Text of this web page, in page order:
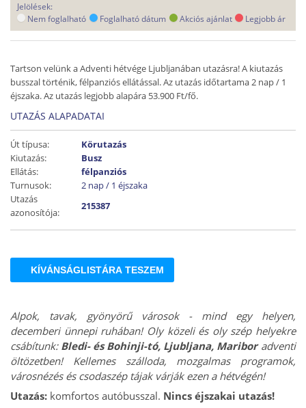
Jelölések:
Nem foglalható
Foglalható dátum Akciós ajánlat Legjobb ár
Tartson velünk a Adventi hétvége Ljubljanában utazásra! A kiutazás
busszal történik, félpanziós ellátással. Az utazás időtartama 2 nap / 1
éjszaka. Az utazás legjobb alapára 53.900 Ft/fő.
UTAZÁS ALAPADATAI
Út típusa:
Körutazás
Kiutazás:
Busz
Ellátás:
félpanziós
Turnusok:
2 nap / 1 éjszaka
Utazás
azonosítója:
215387
KÍVÁNSÁGLISTÁRA TESZEM
Alpok, tavak, gyönyörű városok - mind egy helyen,
decemberi ünnepi ruhában! Oly közeli és oly szép helyekre
csábítunk: Bledi- és Bohinji-tó, Ljubljana, Mariboradventi
öltözetben! Kellemes szálloda, mozgalmas programok,
városnézés és csodaszép tájak várják ezen a hétvégén!
Utazás: komfortos autóbusszal. Nincs éjszakai utazás!